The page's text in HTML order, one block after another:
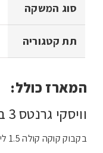
סוג המשקה
תת קטגוריה
המארז כולל:
וויסקי גרנטס 3 בקבוקים של 200 מ"ל
בקבוק קוקה קולה 1.5 ליטר